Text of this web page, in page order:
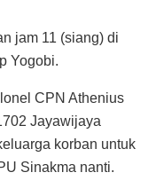
jam 11 (siang) di
Yogobi.
CPN Athenius
Jayawijaya
korban untuk
Sinakma nanti.